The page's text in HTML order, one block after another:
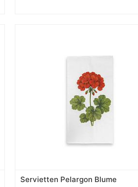
Servietten Pelargon Blume